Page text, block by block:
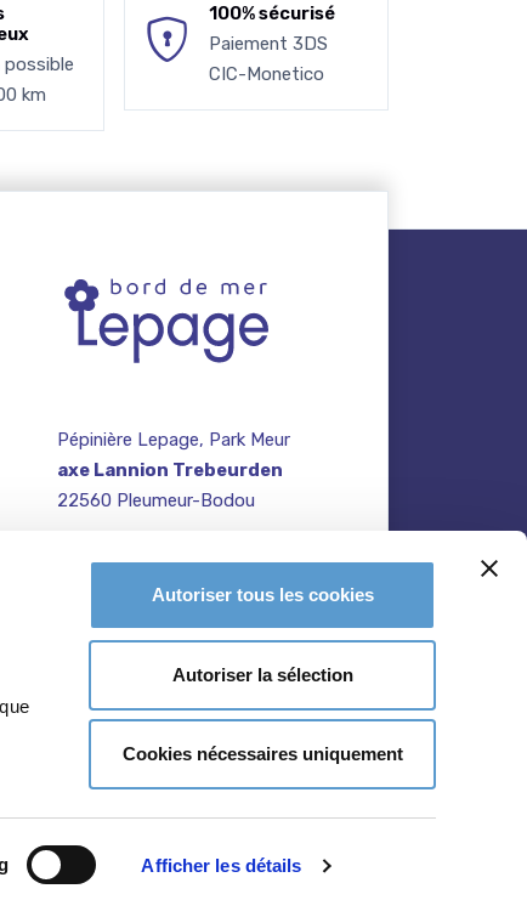
Afficher les détails
Autoriser tous les cookies
Autoriser la sélection
Cookies nécessaires uniquement
possible
km
100% sécurisé
Paiement 3DS
CIC-Monetico
Pépinière Lepage, Park Meur
axe Lannion Trebeurden
22560 Pleumeur-Bodou
bretagne.fr
02 96 47 27 64